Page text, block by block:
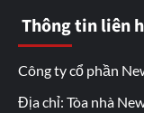
Thông tin liên
Công ty cổ phần
Địa chỉ: Tòa nhà